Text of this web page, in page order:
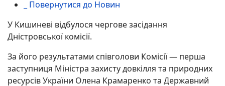
_ Повернутися до Новин
У Кишиневі відбулося чергове засідання
Дністровської комісії.
За його результатами співголови Комісії — перша
заступниця Міністра захисту довкілля та природних
ресурсів України Олена Крамаренко та Державний